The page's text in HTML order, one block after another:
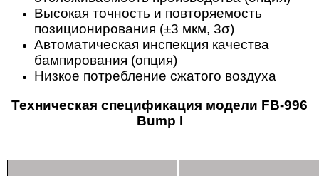
Высокая точность и повторяемость
позиционирования (±3 мкм, 3σ)
Автоматическая инспекция качества
бампирования (опция)
Низкое потребление сжатого воздуха
Техническая спецификация модели FB-996
Bump I